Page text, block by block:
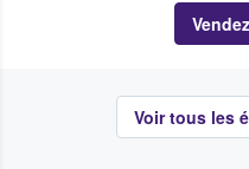
Voir tous les